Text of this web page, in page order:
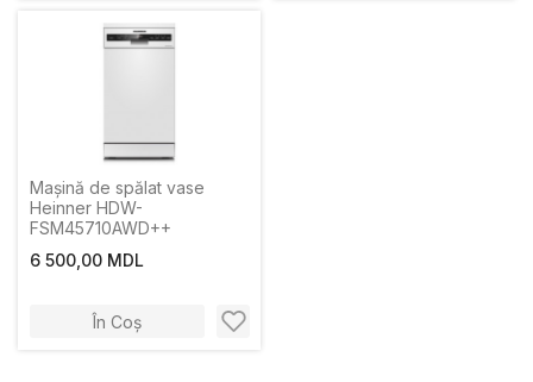
Mașină de spălat vase
Heinner HDW-
FSM45710AWD++
6 500,00 MDL
În Coș